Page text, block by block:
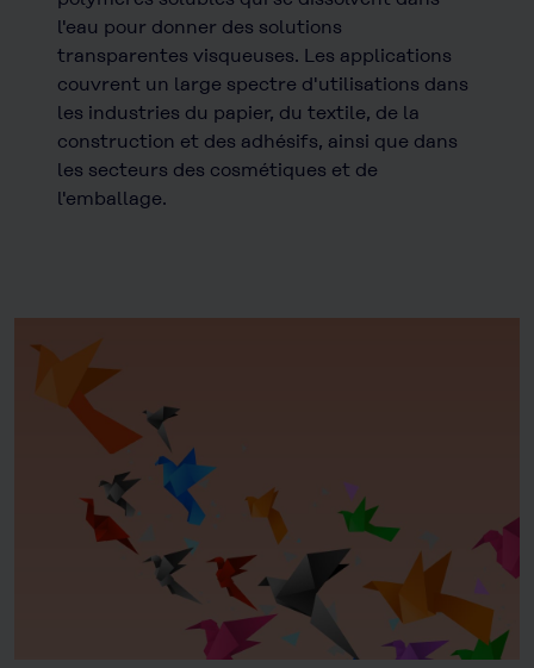
l'eau pour donner des solutions
transparentes visqueuses. Les applications
couvrent un large spectre d'utilisations dans
les industries du papier, du textile, de la
construction et des adhésifs, ainsi que dans
les secteurs des cosmétiques et de
l'emballage.